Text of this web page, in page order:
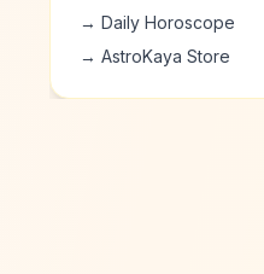
→ Daily Horoscope
→ AstroKaya Store